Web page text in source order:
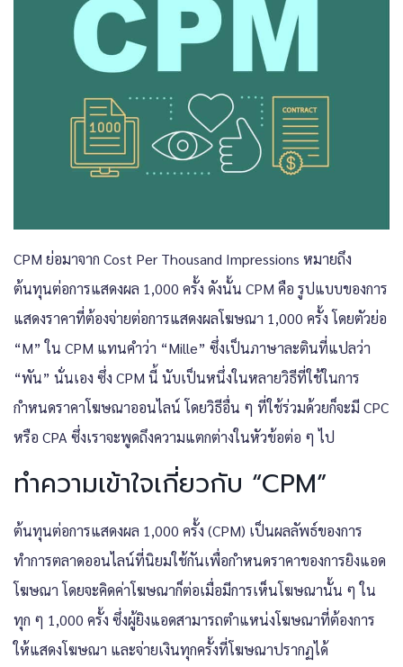
CPM ย่อมาจาก Cost Per Thousand Impressions หมายถึง
ต้นทุนต่อการแสดงผล 1,000 ครั้ง ดังนั้น CPM คือ รูปแบบของการ
แสดงราคาที่ต้องจ่ายต่อการแสดงผลโฆษณา 1,000 ครั้ง โดยตัวย่อ
“M” ใน CPM แทนคำว่า “Mille” ซึ่งเป็นภาษาละตินที่แปลว่า
“พัน” นั่นเอง ซึ่ง CPM นี้ นับเป็นหนึ่งในหลายวิธีที่ใช้ในการ
กำหนดราคาโฆษณาออนไลน์ โดยวิธีอื่น ๆ ที่ใช้ร่วมด้วยก็จะมี CPC
หรือ CPA ซึ่งเราจะพูดถึงความแตกต่างในหัวข้อต่อ ๆ ไป
ทำความเข้าใจเกี่ยวกับ “CPM”
ต้นทุนต่อการแสดงผล 1,000 ครั้ง (CPM) เป็นผลลัพธ์ของการ
ทำการตลาดออนไลน์ที่นิยมใช้กันเพื่อกำหนดราคาของการยิงแอด
โฆษณา โดยจะคิดค่าโฆษณาก็ต่อเมื่อมีการเห็นโฆษณานั้น ๆ ใน
ทุก ๆ 1,000 ครั้ง ซึ่งผู้ยิงแอดสามารถตำแหน่งโฆษณาที่ต้องการ
ให้แสดงโฆษณา และจ่ายเงินทุกครั้งที่โฆษณาปรากฏได้